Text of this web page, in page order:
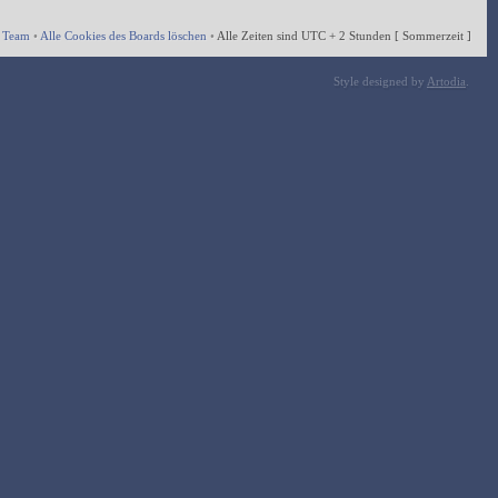
• Alle Cookies des Boards löschen • Alle Zeiten sind UTC + 2 Stunden [ Sommerzeit ]
Style designed by Artodia